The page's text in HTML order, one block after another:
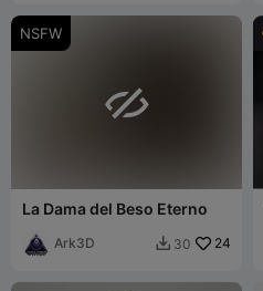
NSFW

La Dama del Beso Eterno
Ark3D  30 24